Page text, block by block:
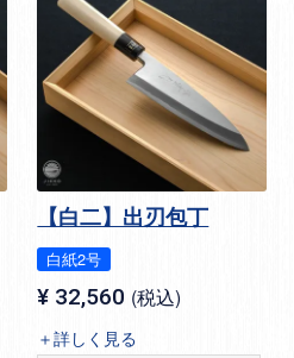
【白二】出刃包丁
白紙2号
¥ 32,560 税込
＋詳しく見る